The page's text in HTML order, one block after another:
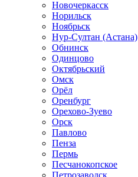
Новочеркасск
Норильск
Ноябрьск
Нур-Султан (Астана)
Обнинск
Одинцово
Октябрьский
Омск
Орёл
Оренбург
Орехово-Зуево
Орск
Павлово
Пенза
Пермь
Песчанокопское
Петрозаводск